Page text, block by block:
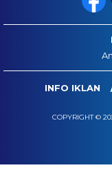
INFO IKLAN
COPYRIGHT ©